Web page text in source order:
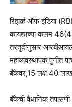
रिझर्व्ह ऑफ इंडिया
कायद्याच्या कलम
तरतुदींनुसार
महाव्यवस्थापक पुनीत
बँकेवर,15 लक्ष 40 लाख
बँकेची वैधानिक